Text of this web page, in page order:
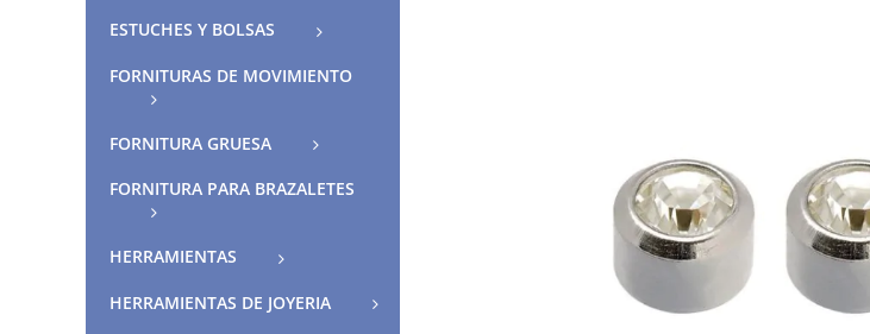
ESTUCHES Y BOLSAS
FORNITURAS DE MOVIMIENTO
FORNITURA GRUESA
FORNITURA PARA BRAZALETES
HERRAMIENTAS
HERRAMIENTAS DE JOYERIA